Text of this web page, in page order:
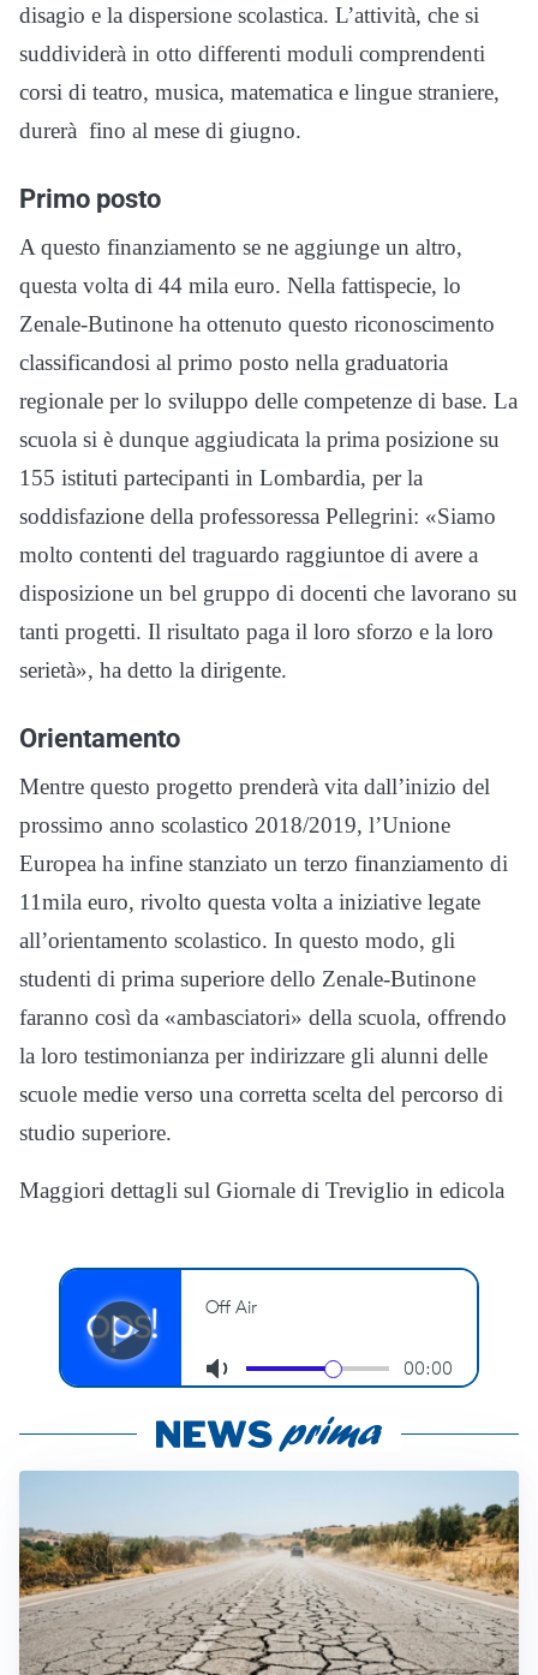
disagio e la dispersione scolastica. L’attività, che si
suddividerà in otto differenti moduli comprendenti
corsi di teatro, musica, matematica e lingue straniere,
durerà fino al mese di giugno.
Primo posto
A questo finanziamento se ne aggiunge un altro,
questa volta di 44 mila euro. Nella fattispecie, lo
Zenale-Butinone ha ottenuto questo riconoscimento
classificandosi al primo posto nella graduatoria
regionale per lo sviluppo delle competenze di base. La
scuola si è dunque aggiudicata la prima posizione su
155 istituti partecipanti in Lombardia, per la
soddisfazione della professoressa Pellegrini: «Siamo
molto contenti del traguardo raggiuntoe di avere a
disposizione un bel gruppo di docenti che lavorano su
tanti progetti. Il risultato paga il loro sforzo e la loro
serietà», ha detto la dirigente.
Orientamento
Mentre questo progetto prenderà vita dall’inizio del
prossimo anno scolastico 2018/2019, l’Unione
Europea ha infine stanziato un terzo finanziamento di
11mila euro, rivolto questa volta a iniziative legate
all’orientamento scolastico. In questo modo, gli
studenti di prima superiore dello Zenale-Butinone
faranno così da «ambasciatori» della scuola, offrendo
la loro testimonianza per indirizzare gli alunni delle
scuole medie verso una corretta scelta del percorso di
studio superiore.
Maggiori dettagli sul Giornale di Treviglio in edicola